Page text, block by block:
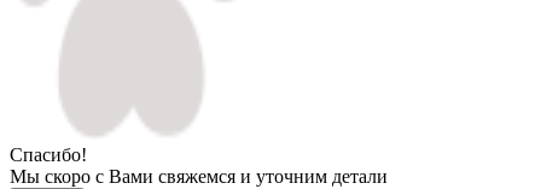
Спасибо!
Мы скоро с Вами свяжемся и уточним детали